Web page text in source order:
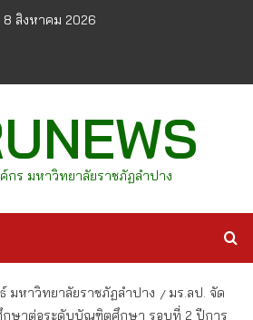
8 สิงหาคม 2026
กร มหาวิทยาลัยราชภัฏลำปาง
มหาวิทยาลัยราชภัฏลำปาง
มร.ลป. จัด
กษาต่อระดับบัณฑิตศึกษา รอบที่ 2 ปีการ